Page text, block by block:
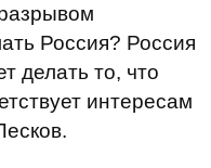
Россия? Россия
делать то, что
интересам